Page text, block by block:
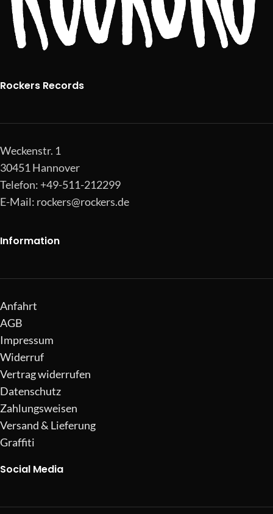
Rockers Records
Weckenstr. 1
30451 Hannover
Telefon: +49-511-212299
E-Mail: rockers@rockers.de
Information
Anfahrt
AGB
Impressum
Widerruf
Vertrag widerrufen
Datenschutz
Zahlungsweisen
Versand & Lieferung
Graffiti
Social Media